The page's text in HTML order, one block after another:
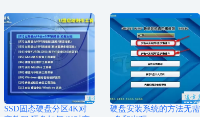
SSD固态硬盘分区4K对
硬盘安装系统的方法无需